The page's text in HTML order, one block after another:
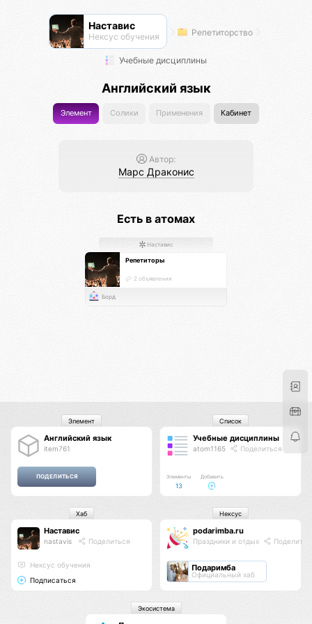
Наставис
Нексус обучения Репетиторство
Учебные дисциплины
Английский язык
Элемент Солики Применения Кабинет
Автор:
Марс Драконис
Есть в атомах
Наставис
Репетиторы
2 объявления
Борд
Английский язык
item761
Элемент
Учебные дисциплины
atom1165 Поделиться
Элементы
13
Добавить
Список
Наставис
nastavis Поделиться
Нексус обучения
Подписаться
Хаб
podarimba.ru
Праздники и отдых
Подаримба
Официальный хаб
Нексус
Экосистема